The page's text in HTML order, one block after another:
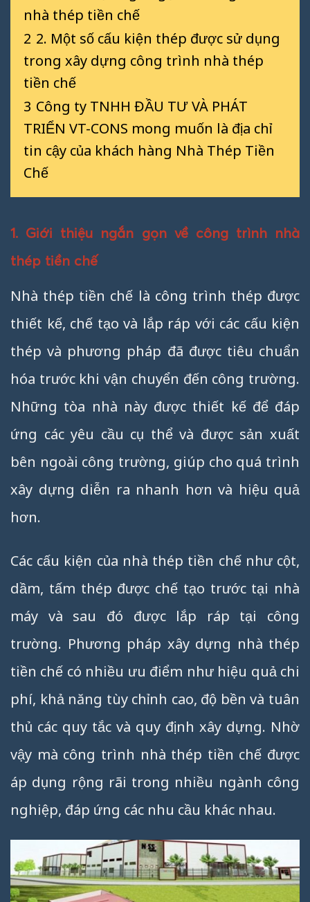
nhà thép tiền chế
2 2. Một số cấu kiện thép được sử dụng
trong xây dựng công trình nhà thép
tiền chế
3 Công ty TNHH ĐẦU TƯ VÀ PHÁT
TRIỂN VT-CONS mong muốn là địa chỉ
tin cậy của khách hàng Nhà Thép Tiền
Chế
1. Giới thiệu ngắn gọn về công trình nhà
thép tiền chế
Nhà thép tiền chế là công trình thép được
thiết kế, chế tạo và lắp ráp với các cấu kiện
thép và phương pháp đã được tiêu chuẩn
hóa trước khi vận chuyển đến công trường.
Những tòa nhà này được thiết kế để đáp
ứng các yêu cầu cụ thể và được sản xuất
bên ngoài công trường, giúp cho quá trình
xây dựng diễn ra nhanh hơn và hiệu quả
hơn.
Các cấu kiện của nhà thép tiền chế như cột,
dầm, tấm thép được chế tạo trước tại nhà
máy và sau đó được lắp ráp tại công
trường. Phương pháp xây dựng nhà thép
tiền chế có nhiều ưu điểm như hiệu quả chi
phí, khả năng tùy chỉnh cao, độ bền và tuân
thủ các quy tắc và quy định xây dựng. Nhờ
vậy mà công trình nhà thép tiền chế được
áp dụng rộng rãi trong nhiều ngành công
nghiệp, đáp ứng các nhu cầu khác nhau.